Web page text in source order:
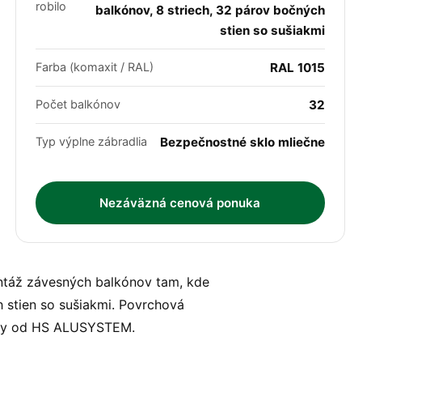
robilo
balkónov, 8 striech, 32 párov bočných
stien so sušiakmi
Farba (komaxit / RAL) RAL 1015
Počet balkónov 32
Typ výplne zábradlia Bezpečnostné sklo mliečne
Nezáväzná cenová ponuka
závesných balkónov tam, kde
so sušiakmi. Povrchová
od HS ALUSYSTEM.